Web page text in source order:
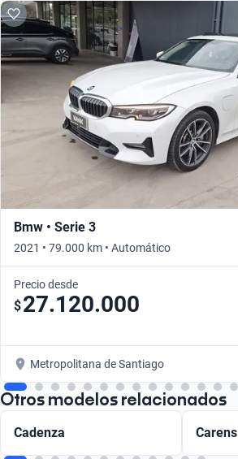
Bmw • Serie 3
2021 • 79.000 km • Automático
Precio desde
$27.120.000
Metropolitana de Santiago
Otros modelos relacionados
Cadenza Carens